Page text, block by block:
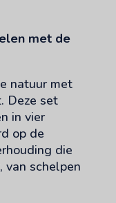
met de
natuur met
Deze set
in vier
op de
die
van schelpen